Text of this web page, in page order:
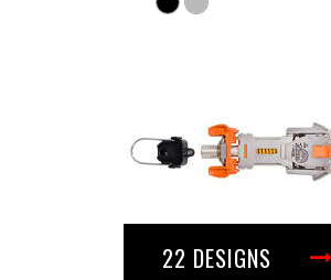
22 DESIGNS